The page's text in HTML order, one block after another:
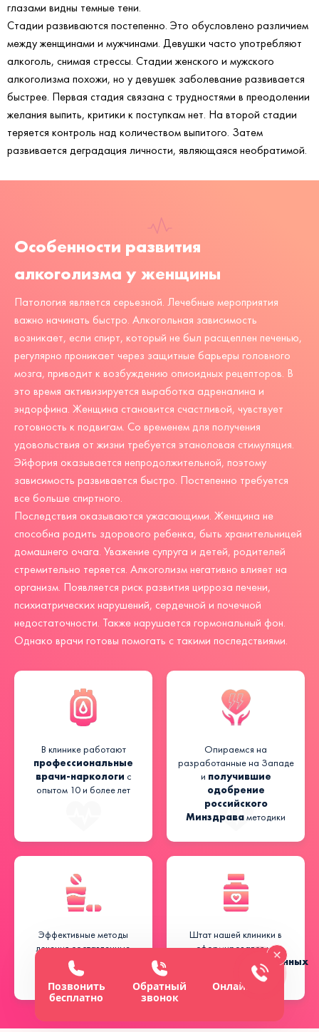
глазами видны темные тени.
Стадии развиваются постепенно. Это обусловлено различием
между женщинами и мужчинами. Девушки часто употребляют
алкоголь, снимая стрессы. Стадии женского и мужского
алкоголизма похожи, но у девушек заболевание развивается
быстрее. Первая стадия связана с трудностями в преодолении
желания выпить, критики к поступкам нет. На второй стадии
теряется контроль над количеством выпитого. Затем
развивается деградация личности, являющаяся необратимой.
Особенности развития
алкоголизма у женщины
Патология является серьезной. Лечебные мероприятия
важно начинать быстро. Алкогольная зависимость
возникает, если спирт, который не был расщеплен печенью,
регулярно проникает через защитные барьеры головного
мозга, приводит к возбуждению опиоидных рецепторов. В
это время активизируется выработка адреналина и
эндорфина. Женщина становится счастливой, чувствует
готовность к подвигам. Со временем для получения
удовольствия от жизни требуется этаноловая стимуляция.
Эйфория оказывается непродолжительной, поэтому
зависимость развивается быстро. Постепенно требуется
все больше спиртного.
Последствия оказываются ужасающими. Женщина не
способна родить здорового ребенка, быть хранительницей
домашнего очага. Уважение супруга и детей, родителей
стремительно теряется. Алкоголизм негативно влияет на
организм. Появляется риск развития цирроза печени,
психиатрических нарушений, сердечной и почечной
недостаточности. Также нарушается гормональный фон.
Однако врачи готовы помогать с такими последствиями.
В клинике работают
профессиональные
врачи-наркологи с
опытом 10 и более лет
Опираемся на
разработанные на Западе
и получившие
одобрение
российского
Минздраваметодики
Эффективные методы
лечения составленные
индивидуально
каждого пациента
Штат нашей клиники в
сформировался из
высококвалифицированных
специалистов
Позвонить
бесплатно
Обратный
звонок
Онлайн-чат